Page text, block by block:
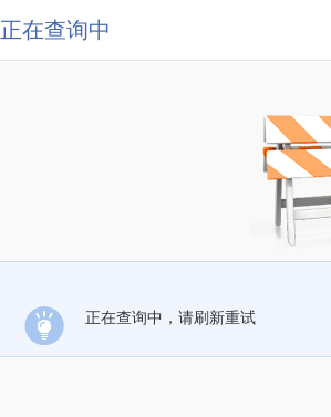
正在查询中
正在查询中，请刷新重试